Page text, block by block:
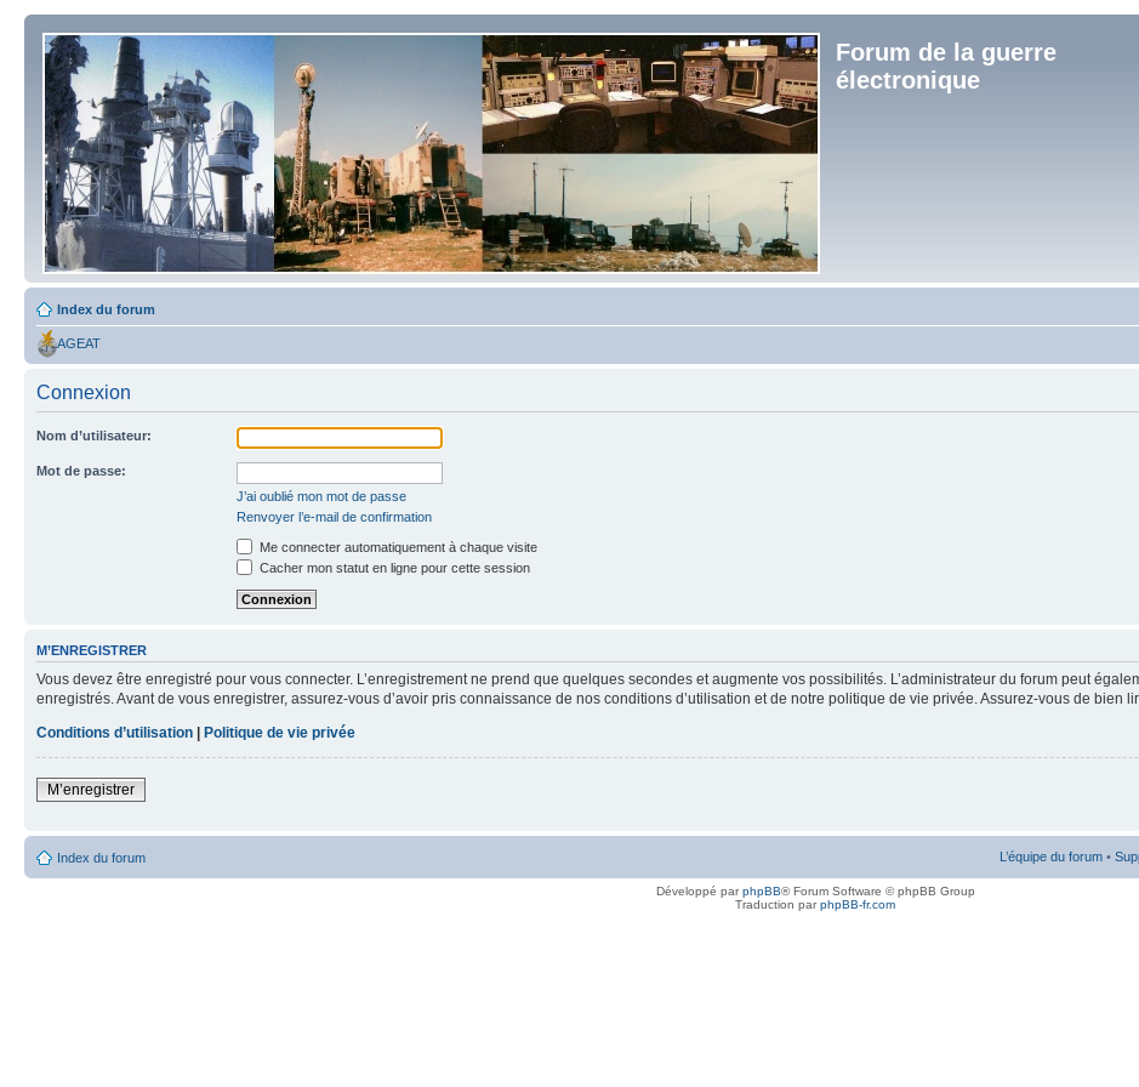
Forum de la guerre
électronique
Index du forum
AGEAT
Connexion
Nom d’utilisateur:
Mot de passe:
J’ai oublié mon mot de passe
Renvoyer l’e-mail de confirmation
Me connecter automatiquement à chaque visite
Cacher mon statut en ligne pour cette session
M’ENREGISTRER
Vous devez être enregistré pour vous connecter. L’enregistrement ne prend que quelques secondes et augmente vos possibilités. L’administrateur du forum peut
enregistrés. Avant de vous enregistrer, assurez-vous d’avoir pris connaissance de nos conditions d’utilisation et de notre politique de vie privée. Assurez-vous de bien
Conditions d’utilisation | Politique de vie privée
M’enregistrer
Index du forum L’équipe du forum •
Développé parphpBB® Forum Software © phpBB Group
Traduction parphpBB-fr.com